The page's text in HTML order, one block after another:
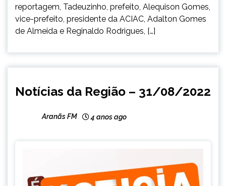
reportagem, Tadeuzinho, prefeito, Alequison Gomes,
vice-prefeito, presidente da ACIAC, Adalton Gomes
de Almeida e Reginaldo Rodrigues, […]
NOTÍCIAS
Notícias da Região – 31/08/2022
Aranãs FM 4 anos ago